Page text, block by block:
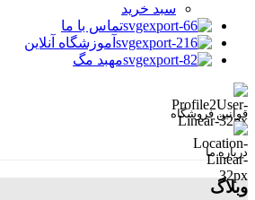
سبد خرید
تماس با ما
آموزشگاه آنلاین
مهبد مگ
قوانین فروشگاه
درباره ما
وبلاگ